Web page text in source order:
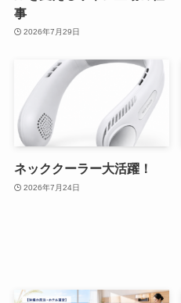
事
2026年7月29日
ネッククーラー大活躍！
2026年7月24日